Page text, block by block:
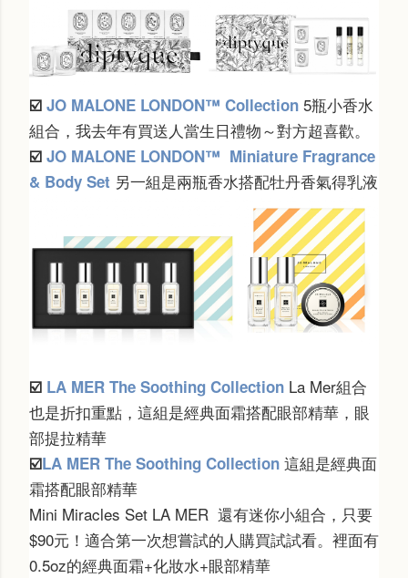
☑️ JO MALONE LONDON™ Collection 5瓶小香水
組合，我去年有買送人當生日禮物～對方超喜歡。
☑️ JO MALONE LONDON™ Miniature Fragrance
& Body Set 另一組是兩瓶香水搭配牡丹香氣得乳液
☑️ LA MER The Soothing Collection La Mer組合
也是折扣重點，這組是經典面霜搭配眼部精華，眼
部提拉精華
☑️LA MER The Soothing Collection 這組是經典面
霜搭配眼部精華
Mini Miracles Set LA MER 還有迷你小組合，只要
$90元！適合第一次想嘗試的人購買試試看。裡面有
0.5oz的經典面霜+化妝水+眼部精華